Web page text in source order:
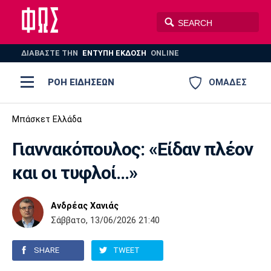
ΔΙΑΒΑΣΤΕ THN ΕΝΤΥΠΗ ΕΚΔΟΣΗ ONLINE
ΟΜΑΔΕΣ
ΡΟΗ ΕΙΔΗΣΕΩΝ
ΠΟΔΟΣΦΑΙΡΟ
ΣΠΟΡ
AUTO-MOTO
Ποδόσφαιρο
Super League 1
Super League 2
Γ Εθνική
Ελλάδα
Μπάσκετ
Ελλάδα
Εθνική
EuroLeague
Ολυμπιακοί Αγώνες
Βόλεϊ
Πόλο
Ολυμπιακός
Παναθηναϊκός Ατρόμητος
Μπάσκετ Ελλάδα
Γιαννακόπουλος: «Είδαν πλέον
και οι τυφλοί…»
Ανδρέας Χανιάς
Σάββατο, 13/06/2026 21:40
SHARE TWEET